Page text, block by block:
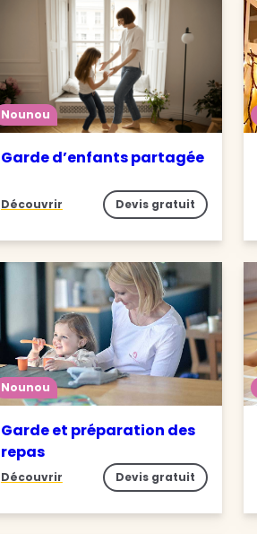
Nounou
Garde d’enfants partagée
Découvrir Devis gratuit
Nounou
Garde et préparation des
repas
Découvrir Devis gratuit